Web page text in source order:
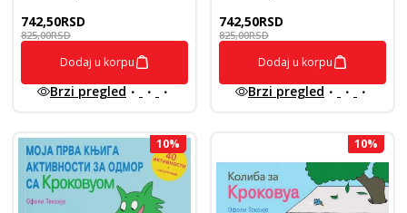
742,50RSD
825,00RSD
Dodaj u korpu
Brzi pregled
742,50RSD
825,00RSD
Dodaj u korpu
Brzi pregled
10% 10%